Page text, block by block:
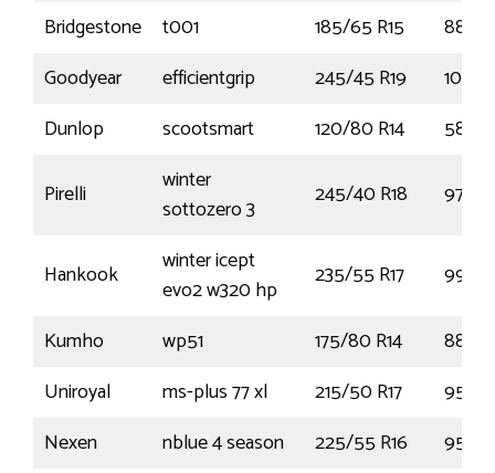
Bridgestone
t001 185/65 R15
88H
Goodyear
efficientgrip 245/45 R19
102Y
Dunlop
scootsmart 120/80 R14
58S
Pirelli
winter
sottozero 3
245/40 R18 97V
Hankook
winter icept
evo2 w320 hp
235/55 R17
99H
Kumho
wp51 175/80 R14
88T
Uniroyal
ms-plus 77 xl 215/50 R17
95V
Nexen
nblue 4 season 225/55 R16
95H